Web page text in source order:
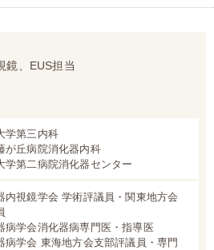
、EUS担当
学第三内科
が丘病院消化器内科
学第二病院消化器センター
内視鏡学会 学術評議員・関東地方会
病学会消化器病専門医・指導医
病学会 東海地方会支部評議員・専門